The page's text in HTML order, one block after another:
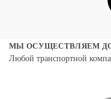
МЫ ОСУЩЕСТВЛЯЕМ
Любой транспортной